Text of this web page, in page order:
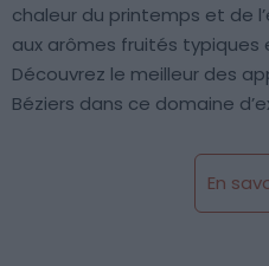
chaleur du printemps et de
aux arômes fruités
Découvrez le meilleur des
Béziers dans ce domaine
En